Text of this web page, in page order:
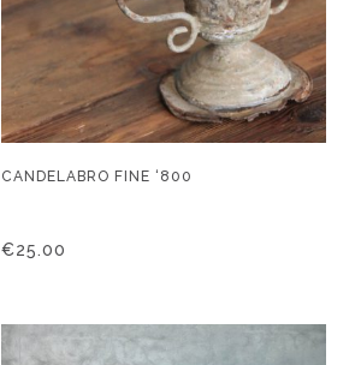
CANDELABRO FINE ‘800
€25.00